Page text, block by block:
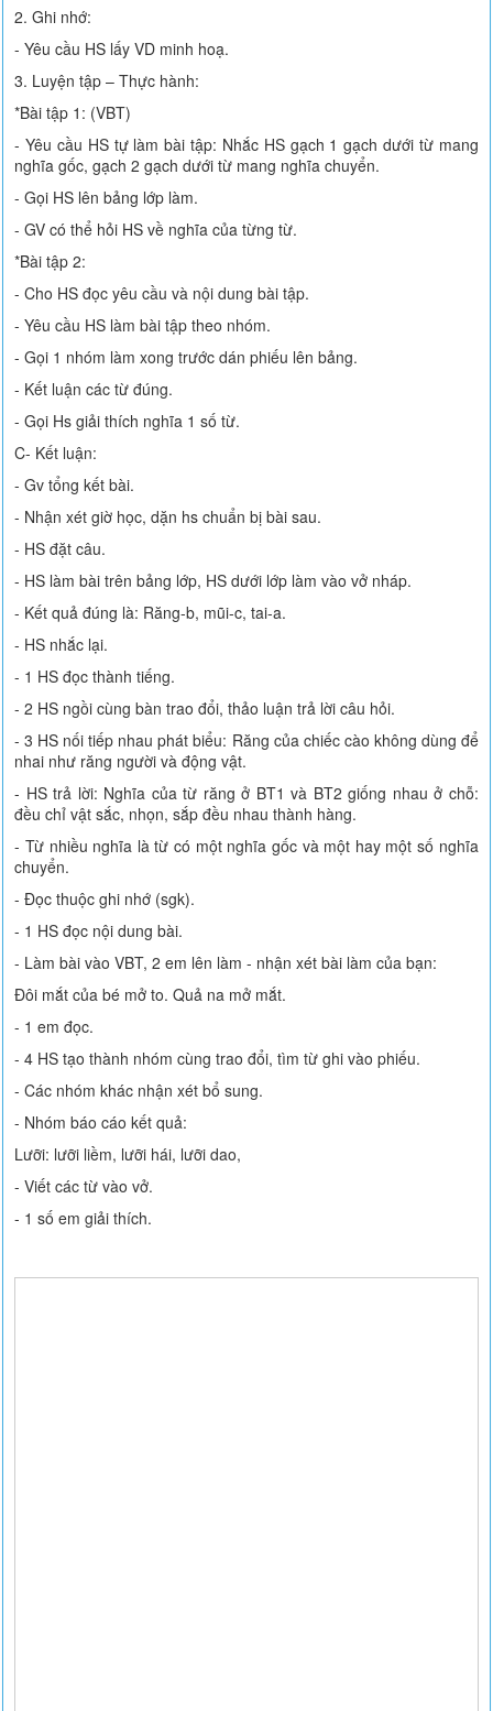
2. Ghi nhớ:
- Yêu cầu HS lấy VD minh hoạ.
3. Luyện tập – Thực hành:
*Bài tập 1: (VBT)
- Yêu cầu HS tự làm bài tập: Nhắc HS gạch 1 gạch dưới từ mang
nghĩa gốc, gạch 2 gạch dưới từ mang nghĩa chuyển.
- Gọi HS lên bảng lớp làm.
- GV có thể hỏi HS về nghĩa của từng từ.
*Bài tập 2:
- Cho HS đọc yêu cầu và nội dung bài tập.
- Yêu cầu HS làm bài tập theo nhóm.
- Gọi 1 nhóm làm xong trước dán phiếu lên bảng.
- Kết luận các từ đúng.
- Gọi Hs giải thích nghĩa 1 số từ.
C- Kết luận:
- Gv tổng kết bài.
- Nhận xét giờ học, dặn hs chuẩn bị bài sau.
- HS đặt câu.
- HS làm bài trên bảng lớp, HS dưới lớp làm vào vở nháp.
- Kết quả đúng là: Răng-b, mũi-c, tai-a.
- HS nhắc lại.
- 1 HS đọc thành tiếng.
- 2 HS ngồi cùng bàn trao đổi, thảo luận trả lời câu hỏi.
- 3 HS nối tiếp nhau phát biểu: Răng của chiếc cào không dùng để
nhai như răng người và động vật.
- HS trả lời: Nghĩa của từ răng ở BT1 và BT2 giống nhau ở chỗ:
đều chỉ vật sắc, nhọn, sắp đều nhau thành hàng.
- Từ nhiều nghĩa là từ có một nghĩa gốc và một hay một số nghĩa
chuyển.
- Đọc thuộc ghi nhớ (sgk).
- 1 HS đọc nội dung bài.
- Làm bài vào VBT, 2 em lên làm - nhận xét bài làm của bạn:
Đôi mắt của bé mở to. Quả na mở mắt.
- 1 em đọc.
- 4 HS tạo thành nhóm cùng trao đổi, tìm từ ghi vào phiếu.
- Các nhóm khác nhận xét bổ sung.
- Nhóm báo cáo kết quả:
Lưỡi: lưỡi liềm, lưỡi hái, lưỡi dao,
- Viết các từ vào vở.
- 1 số em giải thích.